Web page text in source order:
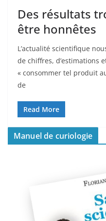
Des résultats
être honnêtes
L’actualité scientifique
de chiffres, d’estimations
« consommer tel produit
de
Read More
Manuel de curiologie